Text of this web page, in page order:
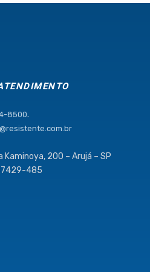
8500.
Kaminoya, 200 – Arujá – SP
485